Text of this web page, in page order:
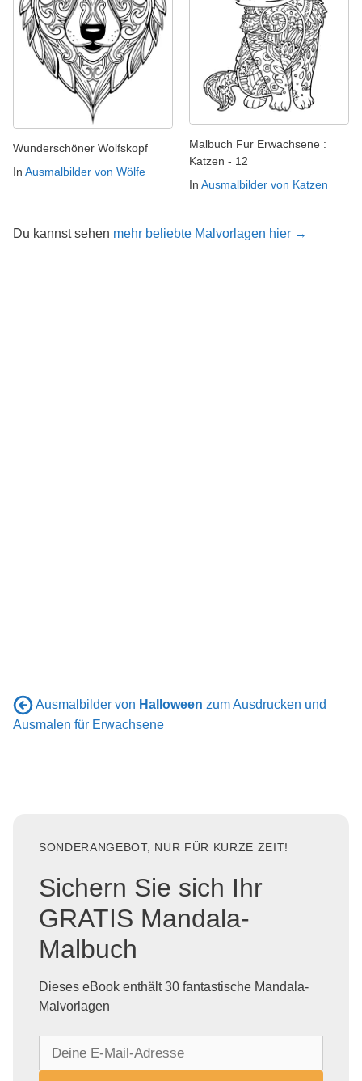
Wunderschöner Wolfskopf
In Ausmalbilder von Wölfe
Malbuch Fur Erwachsene :
Katzen - 12
In Ausmalbilder von Katzen
Du kannst sehen mehr beliebte Malvorlagen hier →
Ausmalbilder von Halloween zum Ausdrucken und
Ausmalen für Erwachsene
SONDERANGEBOT, NUR FÜR KURZE ZEIT!
Sichern Sie sich Ihr
GRATIS Mandala-
Malbuch
Dieses eBook enthält 30 fantastische Mandala-
Malvorlagen